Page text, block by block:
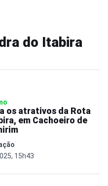
do Itabira
os atrativos da Rota
em Cachoeiro de
15h43